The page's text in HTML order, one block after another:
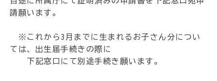
請願います。
※これから3月までに生まれるお子さん分につい
ては、出生届手続きの際に
下記窓口にて別途手続き願います。